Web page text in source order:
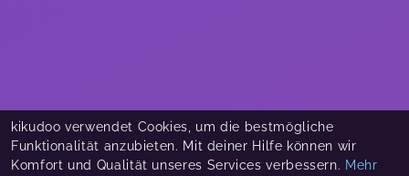
kikudoo verwendet Cookies, um die bestmögliche
Funktionalität anzubieten. Mit deiner Hilfe können wir
Komfort und Qualität unseres Services verbessern. Mehr